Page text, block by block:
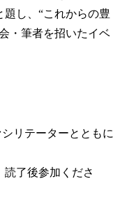
題し、“これからの豊
・筆者を招いたイベ
リテーターとともに
了後参加くださ